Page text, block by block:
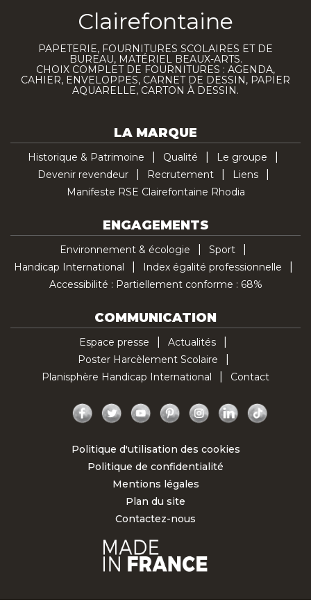
Clairefontaine
PAPETERIE, FOURNITURES SCOLAIRES ET DE
BUREAU, MATÉRIEL BEAUX-ARTS.
CHOIX COMPLET DE FOURNITURES : AGENDA,
CAHIER, ENVELOPPES, CARNET DE DESSIN, PAPIER
AQUARELLE, CARTON À DESSIN.
LA MARQUE
Historique & Patrimoine Qualité
Le groupe
Devenir revendeur
Recrutement
Liens
Manifeste RSE Clairefontaine Rhodia
ENGAGEMENTS
Environnement & écologie
Sport
Handicap International
Index égalité professionnelle
Accessibilité : Partiellement conforme : 68%
COMMUNICATION
Espace presse
Actualités
Poster Harcèlement Scolaire
Planisphère Handicap International
Contact
Facebook
Twitter YouTubePinterestInstagramLinkedIn
Politique d'utilisation des cookies
Politique de confidentialité
Mentions légales
Plan du site
Contactez-nous